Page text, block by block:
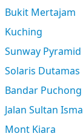
Bukit Mertajam
Kuching
Sunway Pyramid
Solaris Dutamas
Bandar Puchong
Jalan Sultan
Mont Kiara